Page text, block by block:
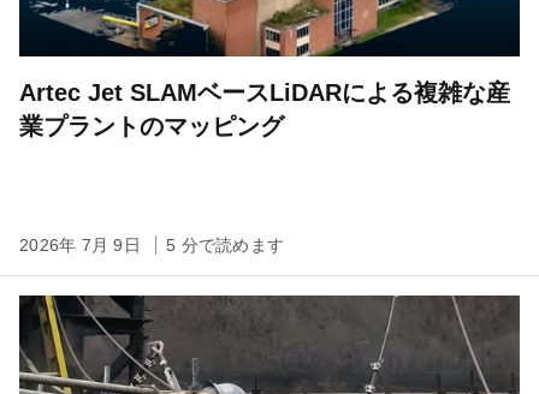
Artec Jet SLAMベースLiDARによる複雑な産
業プラントのマッピング
2026年 7月 9日 5 分で読めます